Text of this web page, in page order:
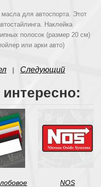
масла для автоспорта. Этот
Наклейка
полосок (размер 20 см)
или арки авто)
| Следующий
NOS